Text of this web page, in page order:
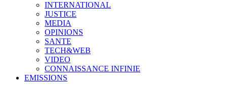
INTERNATIONAL
JUSTICE
MEDIA
OPINIONS
SANTE
TECH&WEB
VIDEO
CONNAISSANCE INFINIE
EMISSIONS